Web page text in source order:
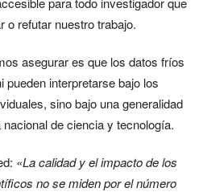
o refutar nuestro trabajo.
asegurar es que los datos fríos
pueden interpretarse bajo los
sino bajo una generalidad
de ciencia y tecnología.
«La calidad y el impacto de los
no se miden por el número